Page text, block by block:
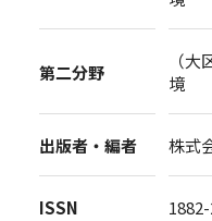
第二分野
（
境
出版者・編者 株式
ISSN